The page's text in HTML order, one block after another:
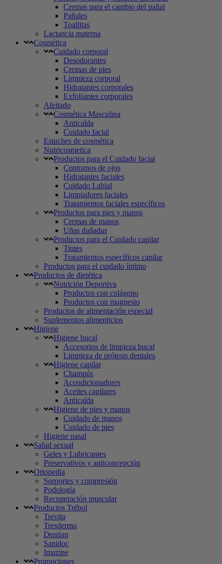
Cremas para el cambio del pañal
Pañales
Toallitas
Lactancia materna
Cosmética
Cuidado corporal
Desodorantes
Cremas de pies
Limpieza corporal
Hidratantes corporales
Exfoliantes corporales
Afeitado
Cosmética Masculina
Anticaída
Cuidado facial
Estuches de cosmética
Nutricosmetica
Productos para el Cuidado facial
Contornos de ojos
Hidratantes faciales
Cuidado Labial
Limpiadores faciales
Tratamientos faciales específicos
Productos para pies y manos
Cremas de manos
Uñas dañadas
Productos para el Cuidado capilar
Tintes
Tratamientos específicos capilar
Productos para el cuidado íntimo
Productos de dietética
Nutrición Deportiva
Productos con colágeno
Productos con magnesio
Productos de alimentación especial
Suplementos alimenticios
Higiene
Higiene bucal
Accesorios de limpieza bucal
Limpieza de prótesis dentales
Higiene capilar
Champús
Acondicionadores
Aceites capilares
Anticaída
Higiene de pies y manos
Cuidado de manos
Cuidado de pies
Higiene nasal
Salud sexual
Geles y Lubricantes
Preservativos y anticoncepción
Ortopedia
Sorportes y compresión
Podología
Recuperación muscular
Productos Trébol
Trevita
Tresdermo
Dentian
Sanidoc
Imazine
Promociones